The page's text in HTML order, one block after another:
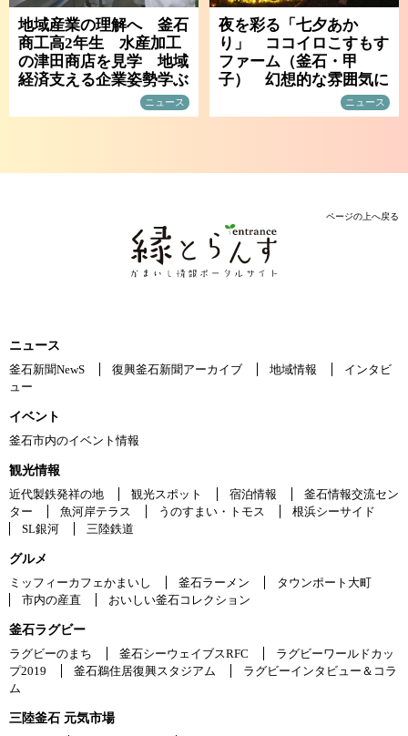
地域産業の理解へ 釜石
商工高2年生 水産加工
の津田商店を見学 地域
経済支える企業姿勢学ぶ
ニュース
夜を彩る「七夕あか
り」 ココイロこすもす
ファーム（釜石・甲
子） 幻想的な雰囲気に
ニュース
ページの上へ戻る
ニュース
釜石新聞NewS
復興釜石新聞アーカイブ 地域情報
インタビ
ュー
イベント
釜石市内のイベント情報
観光情報
近代製鉄発祥の地
観光スポット 宿泊情報
釜石情報交流セン
ター
魚河岸テラス うのすまい・トモス
根浜シーサイド
SL銀河
三陸鉄道
グルメ
ミッフィーカフェかまいし
釜石ラーメン
タウンポート大町
市内の産直
おいしい釜石コレクション
釜石ラグビー
ラグビーのまち
釜石シーウェイブスRFC
ラグビーワールドカッ
プ2019
釜石鵜住居復興スタジアム
ラグビーインタビュー＆コラ
ム
三陸釜石 元気市場